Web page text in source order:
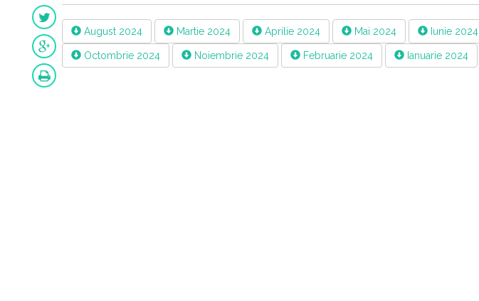
August 2024 Martie 2024 Aprilie 2024 Mai 2024 Iunie 2024
Octombrie 2024 Noiembrie 2024 Februarie 2024 Ianuarie 2024